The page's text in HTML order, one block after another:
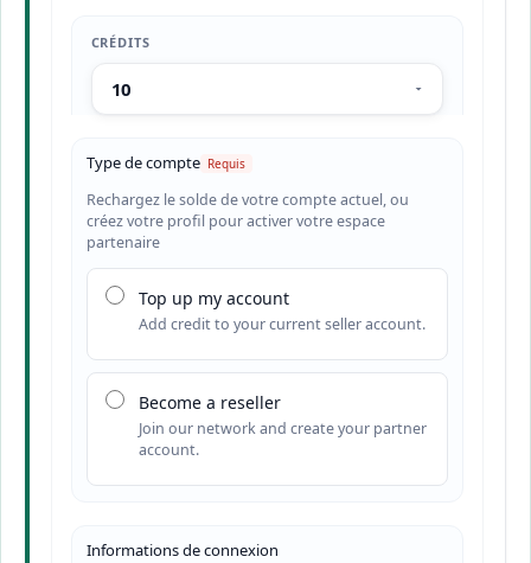
CRÉDITS
Type de compte
Rechargez le solde de votre compte actuel, ou
créez votre profil pour activer votre espace
partenaire
Top up my account
Add credit to your current seller account.
Become a reseller
Join our network and create your partner
account.
Informations de connexion